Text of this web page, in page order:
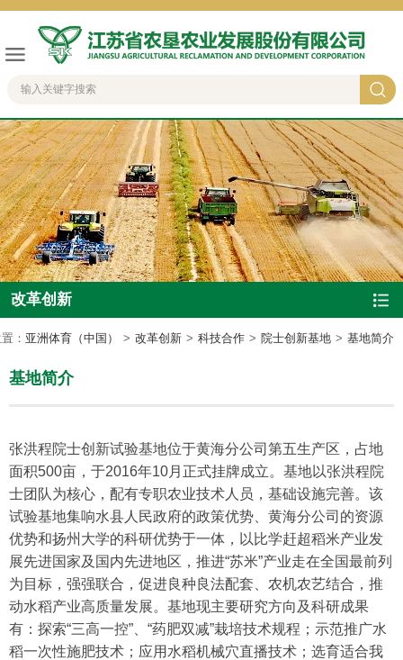
改革创新
： 亚洲体育（中国） > 改革创新 > 科技合作 > 院士创新基地 > 基地简介
基地简介
张洪程院士创新试验基地位于黄海分公司第五生产区，占地
面积500亩，于2016年10月正式挂牌成立。基地以张洪程院
士团队为核心，配有专职农业技术人员，基础设施完善。该
试验基地集响水县人民政府的政策优势、黄海分公司的资源
优势和扬州大学的科研优势于一体，以比学赶超稻米产业发
展先进国家及国内先进地区，推进“苏米”产业走在全国最前列
为目标，强强联合，促进良种良法配套、农机农艺结合，推
动水稻产业高质量发展。基地现主要研究方向及科研成果
有：探索“三高一控”、“药肥双减”栽培技术规程；示范推广水
稻一次性施肥技术；应用水稻机械穴直播技术；选育适合我